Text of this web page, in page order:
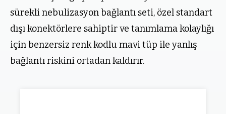
sürekli nebulizasyon bağlantı seti, özel standart
dışı konektörlere sahiptir ve tanımlama kolaylığı
için benzersiz renk kodlu mavi tüp ile yanlış
bağlantı riskini ortadan kaldırır.